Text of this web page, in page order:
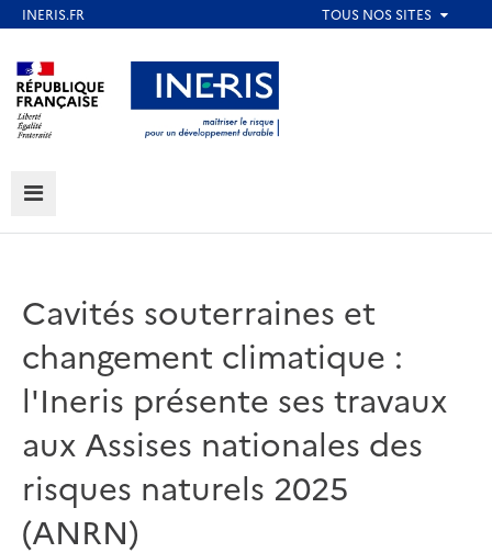
au
contenu
principal
Aller au contenu Aller au menu
Aller au pied de page
MENU
Cavités souterraines et
changement climatique :
l'Ineris présente ses travaux
aux Assises nationales des
risques naturels 2025
(ANRN)